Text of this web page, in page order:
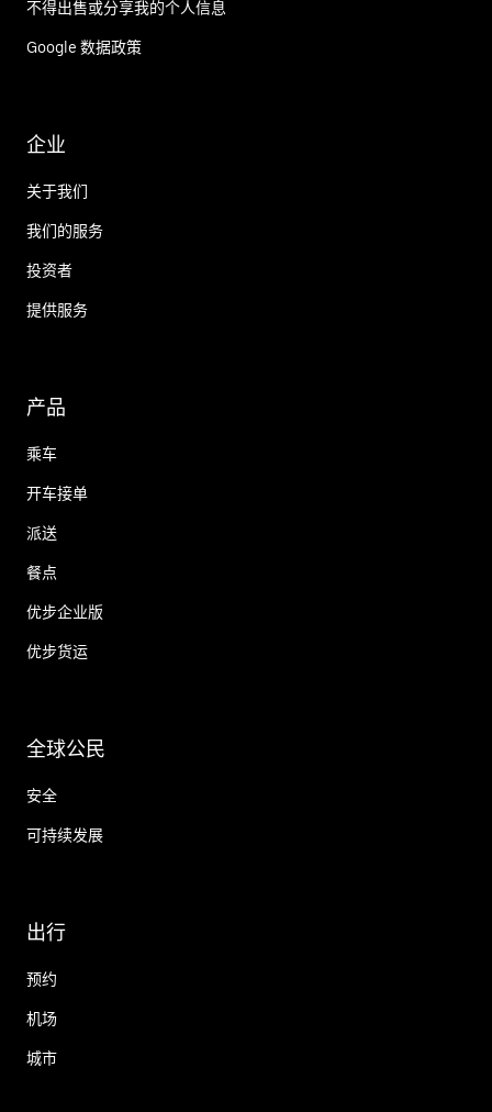
不得出售或分享我的个人信息
Google 数据政策
企业
关于我们
我们的服务
投资者
提供服务
产品
乘车
开车接单
派送
餐点
优步企业版
优步货运
全球公民
安全
可持续发展
出行
预约
机场
城市